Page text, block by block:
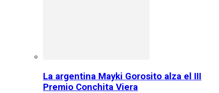
La argentina Mayki Gorosito alza el III
Premio Conchita Viera